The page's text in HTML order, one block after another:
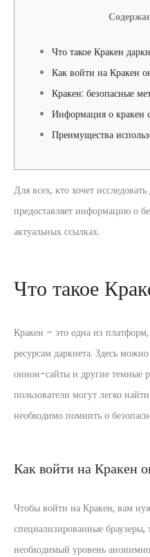
Что такое Кракен
Как войти на Кракен
Кракен: безопасные
Информация о кракен
Преимущества
Для всех, кто хочет исследовать
предоставляет информацию о
актуальных ссылках.
Что такое
Кракен – это одна из
ресурсам даркнета. Здесь
онион-сайты и другие темные
пользователи могут легко
необходимо помнить о
Как войти на Кракен
Чтобы войти на Кракен, вам
специализированные
необходимый уровень